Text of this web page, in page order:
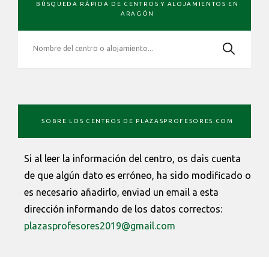
PRIMARIA
BÚSQUEDA RÁPIDA DE CENTROS Y ALOJAMIENTOS EN
ARAGÓN
SOBRE LOS CENTROS DE PLAZASPROFESORES.COM
Si al leer la información del centro, os dais cuenta
de que algún dato es erróneo, ha sido modificado o
es necesario añadirlo, enviad un email a esta
dirección informando de los datos correctos:
plazasprofesores2019@gmail.com